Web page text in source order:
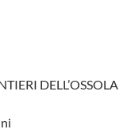
DELL’OSSOLA